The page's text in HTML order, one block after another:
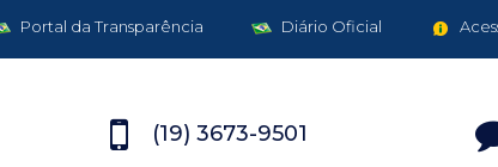
Diário Oficial
Portal da Transparência
(19) 3673-9501